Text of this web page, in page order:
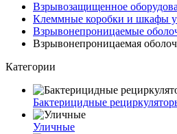
Взрывозащищенное
Клеммные коробки и шкафы
Взрывонепроницаемые
Взрывонепроницаемая
Категории
Бактерицидные
Уличные